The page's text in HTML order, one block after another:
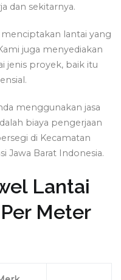
dan sekitarnya.
lantai yang
juga menyediakan
jenis proyek, baik itu
menggunakan jasa
biaya pengerjaan
di Kecamatan
Jawa Barat Indonesia.
Lantai
Meter